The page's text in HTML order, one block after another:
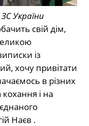
України
свій дім,
із
хочу привітати
в різних
і на
Наєв .